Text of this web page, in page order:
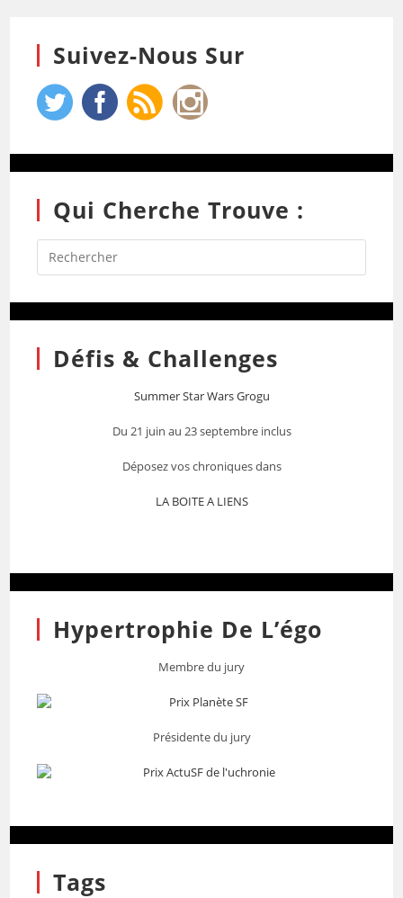
Suivez-Nous Sur
Qui Cherche Trouve :
Défis & Challenges
Summer Star Wars Grogu
Du 21 juin au 23 septembre inclus
Déposez vos chroniques dans
LA BOITE A LIENS
Hypertrophie De L’égo
Membre du jury
Présidente du jury
Tags